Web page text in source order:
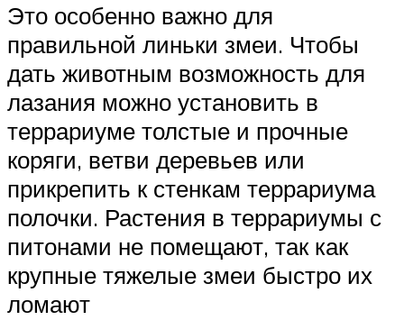
Это особенно важно для
правильной линьки змеи. Чтобы
дать животным возможность для
лазания можно установить в
террариуме толстые и прочные
коряги, ветви деревьев или
прикрепить к стенкам террариума
полочки. Растения в террариумы с
питонами не помещают, так как
крупные тяжелые змеи быстро их
ломают